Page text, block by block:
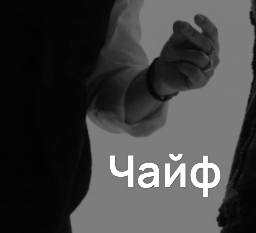
Чайф